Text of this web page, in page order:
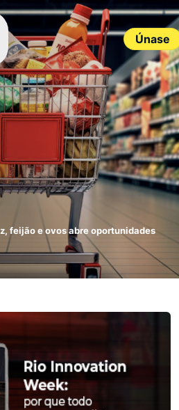
Únase
feijão e ovos abre oportunidades